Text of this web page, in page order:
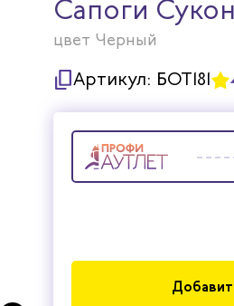
Сапоги
цвет Черный
Артикул: БОТ181